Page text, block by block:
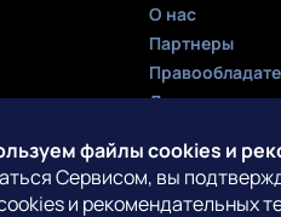
О нас
Партнеры
Документация
файлы cookies и
Сервисом, вы
и рекомендательных